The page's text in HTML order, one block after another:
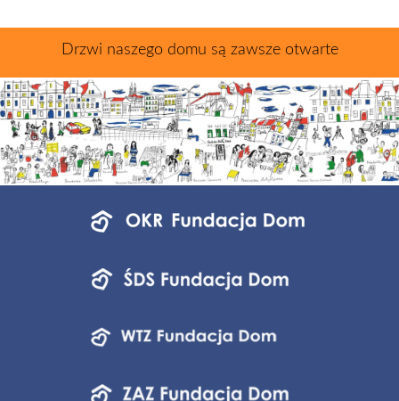
Drzwi naszego domu są zawsze otwarte